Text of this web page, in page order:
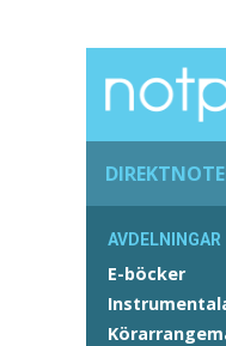
AVDELNINGAR
E-böcker